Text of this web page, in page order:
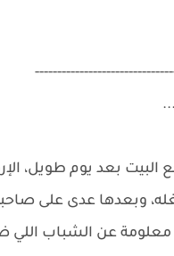
بعد يوم طويل،
وبعدها عدى على
معلومة عن الشباب اللي